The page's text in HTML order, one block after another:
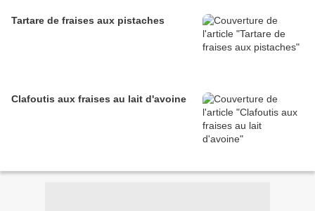
Tartare de fraises aux pistaches
Clafoutis aux fraises au lait d'avoine